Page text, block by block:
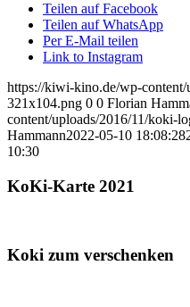
Teilen auf Facebook
Teilen auf WhatsApp
Per E-Mail teilen
Link to Instagram
https://kiwi-kino.de/wp-
321x104.png 0 0 Florian
content/uploads/2016/11/koki-
Hammann2022-05-10 18:08:28
10:30
KoKi-Karte 2021
Koki zum verschenken